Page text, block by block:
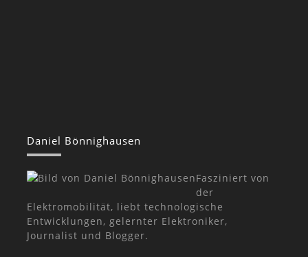
Daniel Bönnighausen
Fasziniert von
der
Elektromobilität, liebt technologische
Entwicklungen, gelernter Elektroniker,
Journalist und Blogger.